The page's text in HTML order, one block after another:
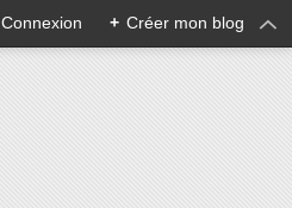
Connexion + Créer mon blog